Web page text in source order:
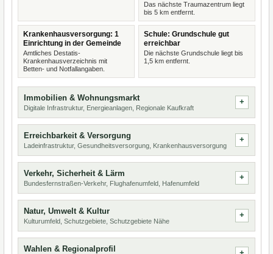
Das nächste Traumazentrum liegt
bis 5 km entfernt.
Krankenhausversorgung: 1
Einrichtung in der Gemeinde
Amtliches Destatis-
Krankenhausverzeichnis mit
Betten- und Notfallangaben.
Schule: Grundschule gut
erreichbar
Die nächste Grundschule liegt bis
1,5 km entfernt.
Immobilien & Wohnungsmarkt
Digitale Infrastruktur, Energieanlagen, Regionale Kaufkraft
Erreichbarkeit & Versorgung
Ladeinfrastruktur, Gesundheitsversorgung, Krankenhausversorgung
Verkehr, Sicherheit & Lärm
Bundesfernstraßen-Verkehr, Flughafenumfeld, Hafenumfeld
Natur, Umwelt & Kultur
Kulturumfeld, Schutzgebiete, Schutzgebiete Nähe
Wahlen & Regionalprofil